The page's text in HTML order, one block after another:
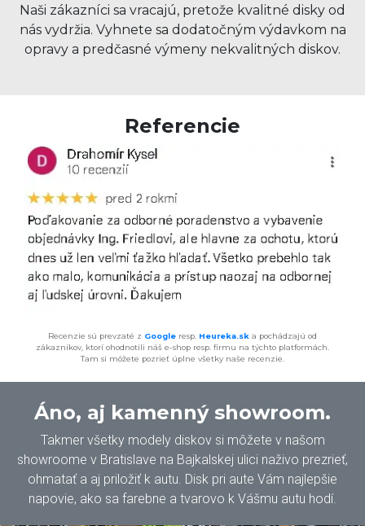
Naši zákazníci sa vracajú, pretože kvalitné disky od
nás vydržia. Vyhnete sa dodatočným výdavkom na
opravy a predčasné výmeny nekvalitných diskov.
Referencie
Recenzie sú prevzaté z Google resp. Heureka.sk a pochádzajú od
zákazníkov, ktorí ohodnotili náš e-shop resp. firmu na týchto platformách.
Tam si môžete pozrieť úplne všetky naše recenzie.
Áno, aj kamenný showroom.
Takmer všetky modely diskov si môžete v našom
showroome v Bratislave na Bajkalskej ulici naživo prezrieť,
ohmatať a aj priložiť k autu. Disk pri aute Vám najlepšie
napovie, ako sa farebne a tvarovo k Vášmu autu hodí.